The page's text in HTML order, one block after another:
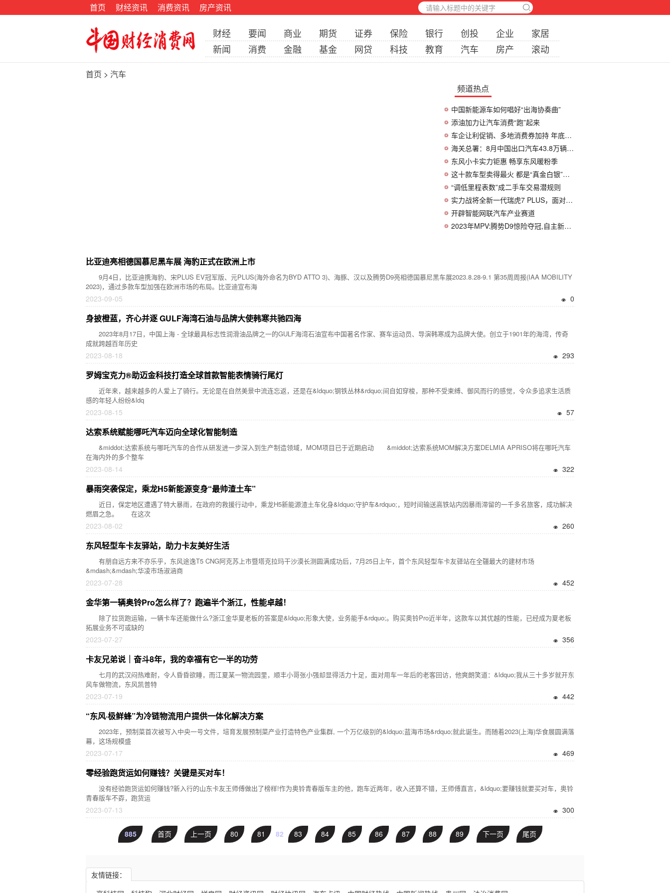
首页 财经资讯 消费资讯 房产资讯
财经 要闻 商业 期货 证券 保险 银行 创投 企业
家居
新闻
消费 金融 基金 网贷 科技 教育 汽车 房产 滚动
首页 > 汽车
频道热点
中国新能源车如何唱好“出海协奏曲”
添油加力让汽车消费“跑”起来
车企让利促销、多地消费券加持 年底车市需
海关总署：8月中国出口汽车43.8万辆 同比增42
东风小卡实力钜惠 畅享东风暖粉季
这十款车型卖得最火 都是“真金白银”选出
“调低里程表数”成二手车交易潜规则
实力战将全新一代瑞虎7 PLUS，面对丰田锋兰达
开辟智能网联汽车产业赛道
2023年MPV:腾势D9惊险夺冠,自主新能源崛起
比亚迪亮相德国慕尼黑车展 海豹正式在欧洲上市
9月4日，比亚迪携海豹、宋PLUS EV冠军版、元PLUS(海外命名为BYD ATTO 3)、海豚、汉以及腾势D9亮相德国慕尼黑车展2023.8.28-9.1 第35周周报(IAA MOBILITY
2023)，通过多款车型加强在欧洲市场的布局。比亚迪宣布海
2023-09-05 0
身披橙蓝，齐心并逐 GULF海湾石油与品牌大使韩寒共驰四海
2023年8月17日，中国上海 - 全球最具标志性润滑油品牌之一的GULF海湾石油宣布中国著名作家、赛车运动员、导演韩寒成为品牌大使。创立于1901年的海湾，传奇
成就跨越百年历史
2023-08-18 293
罗姆宝克力®助迈金科技打造全球首款智能表情骑行尾灯
近年来，越来越多的人爱上了骑行。无论是在自然美景中流连忘返，还是在&ldquo;钢铁丛林&rdquo;间自如穿梭，那种不受束缚、御风而行的感觉，令众多追求生活质
感的年轻人纷纷&ldq
2023-08-15 57
达索系统赋能哪吒汽车迈向全球化智能制造
&middot;达索系统与哪吒汽车的合作从研发进一步深入到生产制造领域，MOM项目已于近期启动 &middot;达索系统MOM解决方案DELMIA APRISO将在哪吒汽车
在海内外的多个整车
2023-08-14 322
暴雨突袭保定，乘龙H5新能源变身“最帅渣土车”
近日，保定地区遭遇了特大暴雨，在政府的救援行动中，乘龙H5新能源渣土车化身&ldquo;守护车&rdquo;，短时间输送高铁站内因暴雨滞留的一千多名旅客，成功解决
燃眉之急。 在这次
2023-08-02 260
东风轻型车卡友驿站，助力卡友美好生活
有朋自远方来不亦乐乎，东风途逸T5 CNG阿克苏上市暨塔克拉玛干沙漠长测圆满成功后，7月25日上午，首个东风轻型车卡友驿站在全疆最大的建材市场
&mdash;&mdash;华凌市场淑涵商
2023-07-28 452
金华第一辆奥铃Pro怎么样了？跑遍半个浙江，性能卓越！
除了拉货跑运输，一辆卡车还能做什么?浙江金华夏老板的答案是&ldquo;形象大使，业务能手&rdquo;。购买奥铃Pro近半年，这款车以其优越的性能，已经成为夏老板
拓展业务不可或缺的
2023-07-27 356
卡友兄弟说｜奋斗8年，我的幸福有它一半的功劳
七月的武汉闷热难耐，令人昏昏欲睡，而江夏某一物流园里，顺丰小哥张小强却显得活力十足，面对用车一年后的老客回访，他爽朗笑道：&ldquo;我从三十多岁就开东
风车做物流，东风凯普特
2023-07-19 442
“东风·极鲜蜂”为冷链物流用户提供一体化解决方案
2023年，预制菜首次被写入中央一号文件，培育发展预制菜产业打造特色产业集群, 一个万亿级别的&ldquo;蓝海市场&rdquo;就此诞生。而随着2023(上海)华食展圆满落
幕，这场规模盛
2023-07-17 469
零经验跑货运如何赚钱？关键是买对车！
没有经验跑货运如何赚钱?新入行的山东卡友王师傅做出了榜样!作为奥铃青春版车主的他，跑车近两年，收入还算不错，王师傅直言，&ldquo;要赚钱就要买对车，奥铃
青春版车不孬，跑货运
2023-07-13 300
885 首页 上一页 80 81 82 83 84 85 86 87 88 89 下一页 尾页
友情链接：